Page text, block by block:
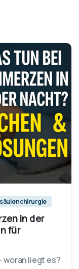
in der
für
woran liegt es?